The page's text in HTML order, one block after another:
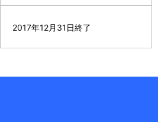
2017年12月31日終了